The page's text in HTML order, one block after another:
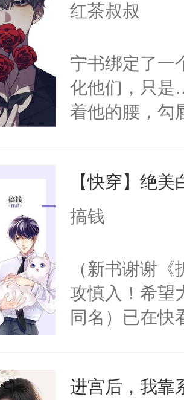
红茶叔叔
宁书绑定了一
化他们，只是
着他的腰，勾
来，给老公
用力——为你
【快穿】绝
搞钱
（新书谢谢
攻慎入！希望
同名）已在快
成为所有白莲
进宫后，我靠